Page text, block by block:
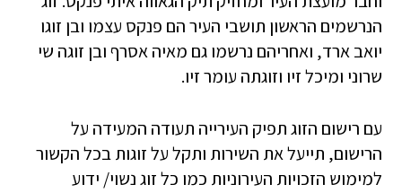
הנרשמים הראשון תושבי העיר הם פנקס עצמו ובן זוגו
יואב ארד, ואחריהם נרשמו גם מאיה אסרף ובן זוגה שי
שרוני ומיכל זיו וזוגתה עומר זיו.
עם רישום הזוג תפיק העירייה תעודה המעידה על
הרישום, תייעל את השירות ותקל על זוגות בכל הקשור
למימוש הזכויות העירוניות כמו כל זוג נשוי/ ידוע